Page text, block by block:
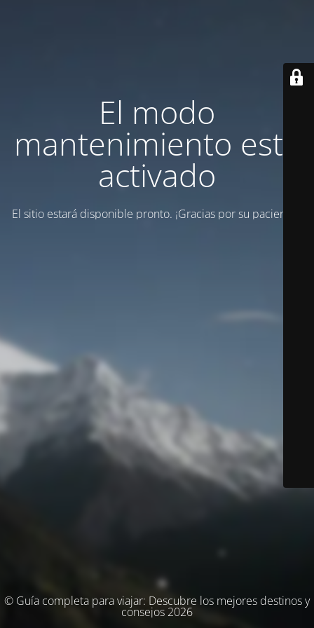
El modo
mantenimiento está
activado
El sitio estará disponible pronto. ¡Gracias por su paciencia!
© Guía completa para viajar: Descubre los mejores destinos y
consejos 2026